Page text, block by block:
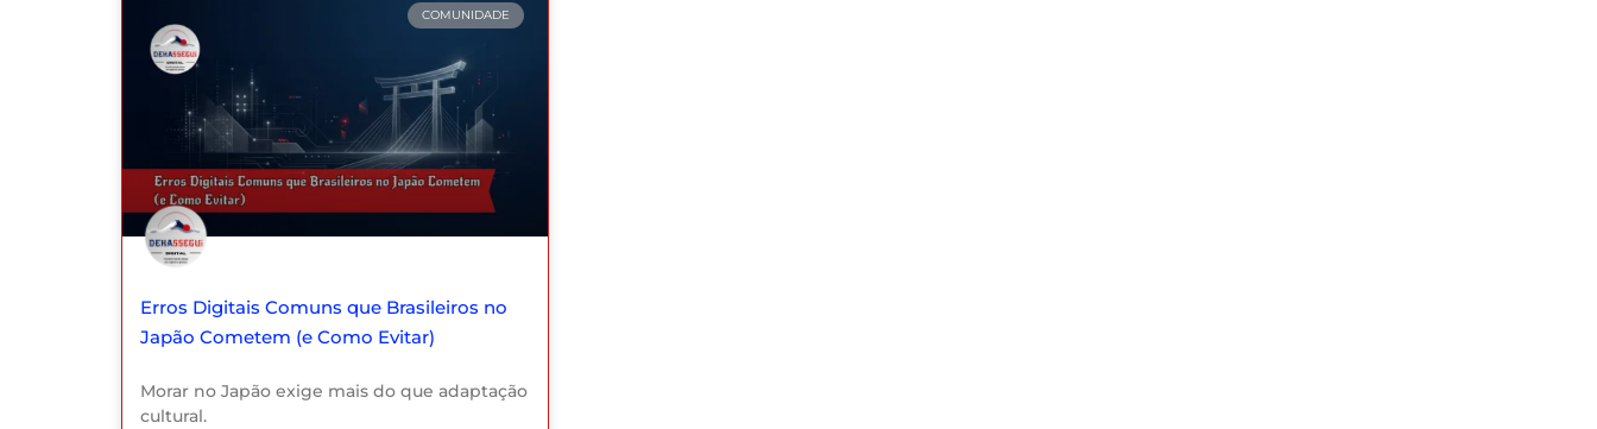
COMUNIDADE
Erros Digitais Comuns que Brasileiros no
Japão Cometem (e Como Evitar)
Morar no Japão exige mais do que adaptação
cultural.